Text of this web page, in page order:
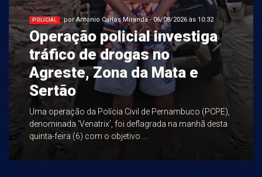
POLICIAL por Antonio Carlos Miranda - 06/08/2026 às 10:32
Operação policial investiga
tráfico de drogas no
Agreste, Zona da Mata e
Sertão
Uma operação da Polícia Civil de Pernambuco (PCPE),
denominada ‘Venatrix’, foi deflagrada na manhã desta
quinta-feira (6) com o objetivo ...